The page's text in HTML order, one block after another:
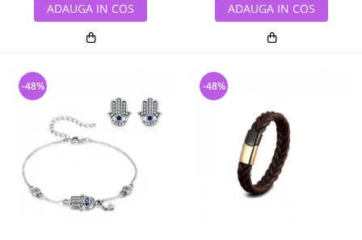
ADAUGA IN COS ADAUGA IN COS
-48% -48%